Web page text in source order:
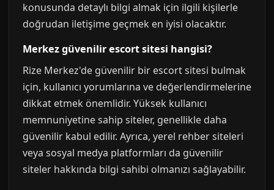
konusunda detaylı bilgi almak için ilgili kişilerle
doğrudan iletişime geçmek en iyisi olacaktır.
Merkez güvenilir escort sitesi hangisi?
Rize Merkez'de güvenilir bir escort sitesi bulmak
için, kullanıcı yorumlarına ve değerlendirmelerine
dikkat etmek önemlidir. Yüksek kullanıcı
memnuniyetine sahip siteler, genellikle daha
güvenilir kabul edilir. Ayrıca, yerel rehber siteleri
veya sosyal medya platformları da güvenilir
siteler hakkında bilgi sahibi olmanızı sağlayabilir.